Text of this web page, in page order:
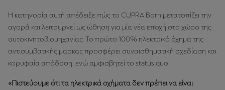
Η κατηγορία αυτή απέδειξε πώς το CUPRA Born μετατοπίζει την
αγορά και λειτουργεί ως ώθηση για μία νέα εποχή στο χώρο της
αυτοκινητοβιομηχανίας. Το πρώτο 100% ηλεκτρικό όχημα της
αντισυμβατικής μάρκας προσφέρει συναισθηματική σχεδίαση και
κορυφαία απόδοση, ενώ αμφισβητεί το status quo.
«Πιστεύουμε ότι τα ηλεκτρικά οχήματα δεν πρέπει να είναι